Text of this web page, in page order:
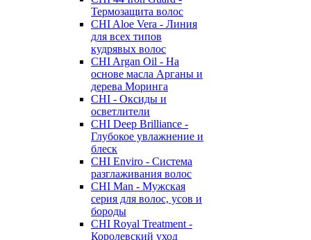
Термозащита волос
CHI Aloe Vera - Линия
для всех типов
кудрявых волос
CHI Argan Oil - На
основе масла Арганы и
дерева Моринга
CHI - Оксиды и
осветлители
CHI Deep Brilliance -
Глубокое увлажнение и
блеск
CHI Enviro - Система
разглаживания волос
CHI Man - Мужская
серия для волос, усов и
бороды
CHI Royal Treatment -
Королевский уход